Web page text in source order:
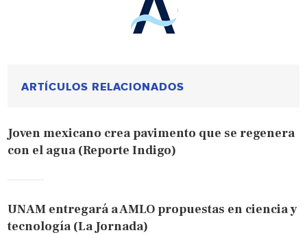
ARTÍCULOS RELACIONADOS
Joven mexicano crea pavimento que se regenera
con el agua (Reporte Indigo)
UNAM entregará a AMLO propuestas en ciencia y
tecnología (La Jornada)